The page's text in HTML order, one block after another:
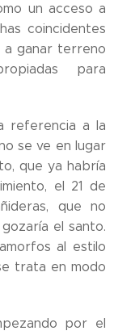
un acceso a
coincidentes
a ganar terreno
para
referencia a la
se ve en lugar
que ya habría
el 21 de
que no
el santo.
al estilo
trata en modo
por el